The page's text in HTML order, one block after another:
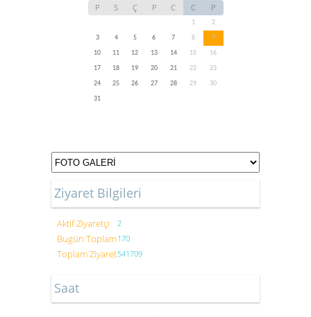
P S Ç P C C P
1
2
3
4 5 6 7 8
9
10
11 12 13 14 15
16
17
18 19 20 21 22
23
24
25 26 27 28 29
30
31
Ziyaret Bilgileri
Aktif Ziyaretçi 2
Bugün Toplam170
Toplam Ziyaret541709
Saat